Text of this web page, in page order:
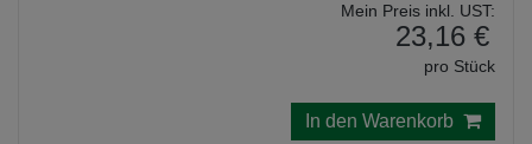
Mein Preis inkl. UST:
23,16 €
pro Stück
In den Warenkorb